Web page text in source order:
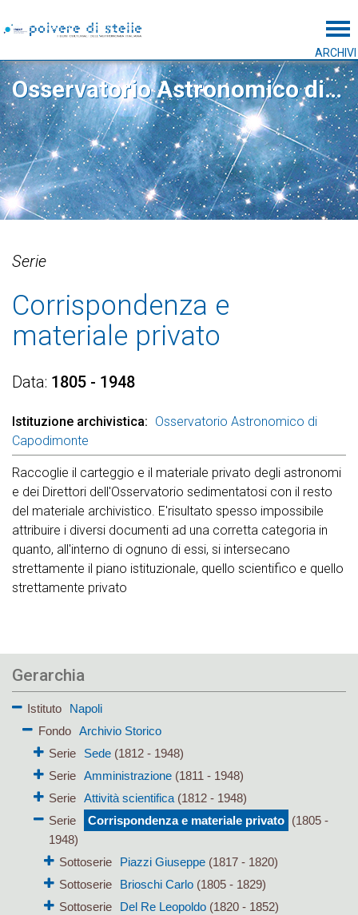
ARCHIVI
Osservatorio Astronomico di Capodimonte
Serie
Corrispondenza e
materiale privato
Data 1805 - 1948
Istituzione archivistica
Osservatorio Astronomico di
Capodimonte
Raccoglie il carteggio e il materiale privato degli astronomi
e dei Direttori dell'Osservatorio sedimentatosi con il resto
del materiale archivistico. E'risultato spesso impossibile
attribuire i diversi documenti ad una corretta categoria in
quanto, all'interno di ognuno di essi, si intersecano
strettamente il piano istituzionale, quello scientifico e quello
strettamente privato
Gerarchia
Istituto
Napoli
Fondo
Archivio Storico
Serie
Sede(1812 - 1948)
Serie Amministrazione(1811 - 1948)
Serie Attività scientifica(1812 - 1948)
Serie
Corrispondenza e materiale privato (1805 -
1948)
Sottoserie
Piazzi Giuseppe (1817 - 1820)
Sottoserie
Brioschi Carlo (1805 - 1829)
Sottoserie
Del Re Leopoldo (1820 - 1852)